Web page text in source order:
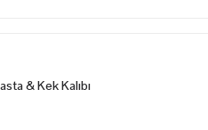
& Kek Kalıbı